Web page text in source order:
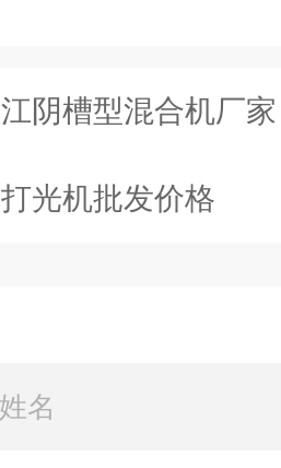
江阴槽型混合机厂家
打光机批发价格